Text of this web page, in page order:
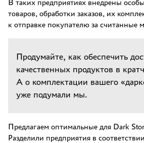
В таких предприятиях внедрены
товаров, обработки заказов, их
к отправке покупателю за считанные
Продумайте, как обеспечить
качественных продуктов в
А о комплектации вашего
уже подумали мы.
Предлагаем оптимальные для Dark
Разделили предприятия в